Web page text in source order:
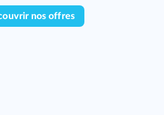
nos offres